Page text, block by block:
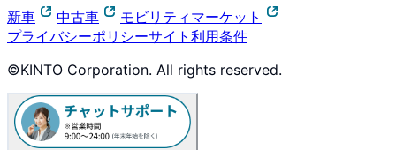
新車
中古車
モビリティマーケット
プライバシーポリシーサイト利用条件
©KINTO Corporation. All rights reserved.